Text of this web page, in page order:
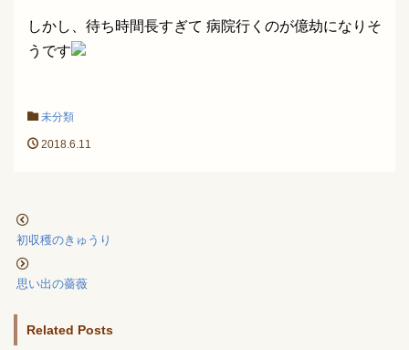
しかし、待ち時間長すぎて 病院行くのが億劫になりそ
うです
未分類
2018.6.11
初収穫のきゅうり
思い出の薔薇
Related Posts